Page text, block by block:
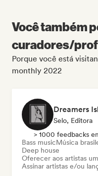
Você também
curadores/
Porque você está
monthly 2022
Dreamers
Selo, Editora
> 1000 feedbacks
Bass musicMúsica
Deep house
Oferecer aos artistas
Assinar artistas e/ou